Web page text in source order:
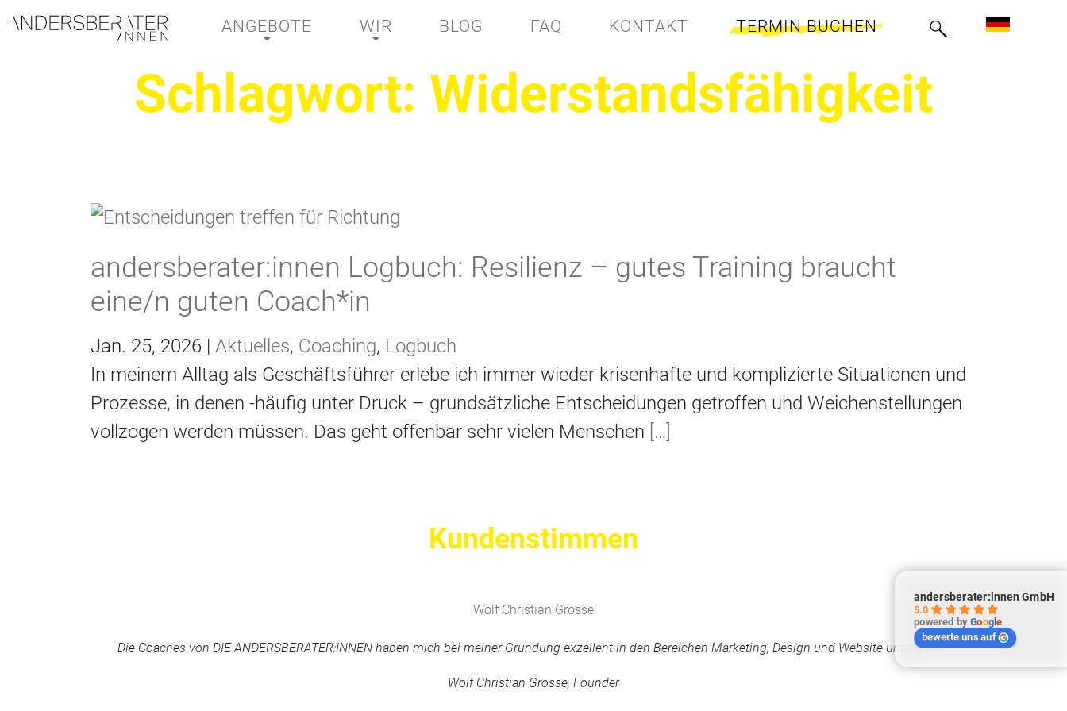
Hauptnavigation
ANGEBOTE WIR BLOG FAQ KONTAKT TERMIN BUCHEN
Schlagwort: Widerstandsfähigkeit
andersberater:innen Logbuch: Resilienz – gutes Training braucht
eine/n guten Coach*in
Jan. 25, 2026 | Aktuelles, Coaching, Logbuch
In meinem Alltag als Geschäftsführer erlebe ich immer wieder krisenhafte und komplizierte Situationen und
Prozesse, in denen -häufig unter Druck – grundsätzliche Entscheidungen getroffen und Weichenstellungen
vollzogen werden müssen. Das geht offenbar sehr vielen Menschen […]
Kundenstimmen
Wolf Christian Grosse
Die Coaches von DIE ANDERSBERATER:INNEN haben mich bei meiner Gründung exzellent in den Bereichen Marketing, Design und Website unterstützt!
Wolf Christian Grosse, Founder
andersberater:innen GmbH
5.0
powered byGoogle
bewerte uns auf